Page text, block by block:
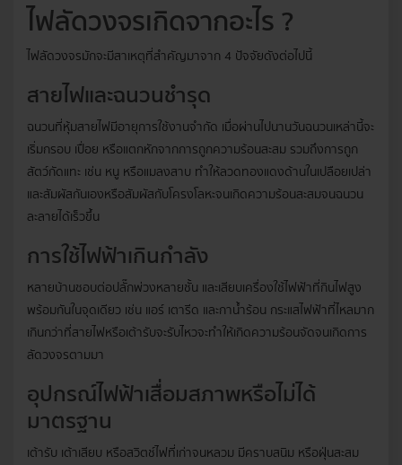
ไฟลัดวงจรเกิดจากอะไร ?
ไฟลัดวงจรมักจะมีสาเหตุที่สำคัญมาจาก 4 ปัจจัยดังต่อไปนี้
สายไฟและฉนวนชำรุด
ฉนวนที่หุ้มสายไฟมีอายุการใช้งานจำกัด เมื่อผ่านไปนานวันฉนวนเหล่านี้จะ
เริ่มกรอบ เปื่อย หรือแตกหักจากการถูกความร้อนสะสม รวมถึงการถูก
สัตว์กัดแทะ เช่น หนู หรือแมลงสาบ ทำให้ลวดทองแดงด้านในเปลือยเปล่า
และสัมผัสกันเองหรือสัมผัสกับโครงโลหะจนเกิดความร้อนสะสมจนฉนวน
ละลายได้เร็วขึ้น
การใช้ไฟฟ้าเกินกำลัง
หลายบ้านชอบต่อปลั๊กพ่วงหลายชั้น และเสียบเครื่องใช้ไฟฟ้าที่กินไฟสูง
พร้อมกันในจุดเดียว เช่น แอร์ เตารีด และกาน้ำร้อน กระแสไฟฟ้าที่ไหลมาก
เกินกว่าที่สายไฟหรือเต้ารับจะรับไหวจะทำให้เกิดความร้อนจัดจนเกิดการ
ลัดวงจรตามมา
อุปกรณ์ไฟฟ้าเสื่อมสภาพหรือไม่ได้
มาตรฐาน
เต้ารับ เต้าเสียบ หรือสวิตช์ไฟที่เก่าจนหลวม มีคราบสนิม หรือฝุ่นสะสม